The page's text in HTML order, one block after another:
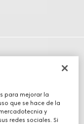
para mejorar la
que se hace de la
y
redes sociales. Si